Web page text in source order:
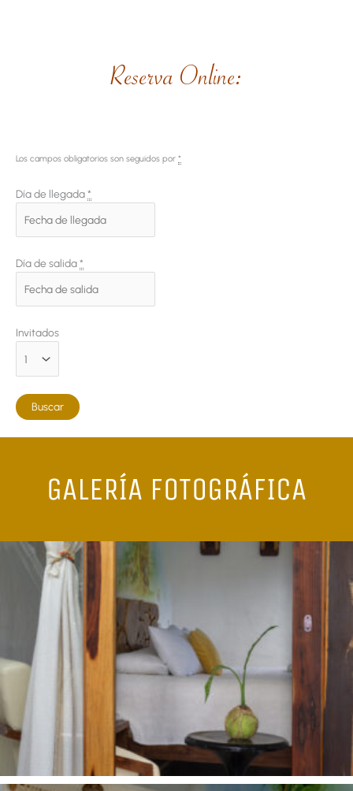
Reserva Online:
Los campos obligatorios son seguidos por *
Día de llegada*
Día de salida*
Invitados
GALERÍA FOTOGRÁFICA